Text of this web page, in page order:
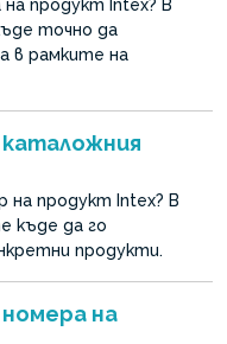
продукт Intex? В
точно да
в рамките на
на продукт Intex? В
къде да го
продукти.
на